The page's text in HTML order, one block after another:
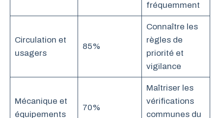
fréquemment
Circulation et
usagers
85%
Connaître les
règles de
priorité et
vigilance
Mécanique et
équipements
70%
Maîtriser les
vérifications
communes du